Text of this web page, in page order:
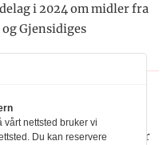
i 2024 om midler fra
Gjensidiges
i år som vil være 2 kroner
vårt nettsted bruker vi
Du kan reservere